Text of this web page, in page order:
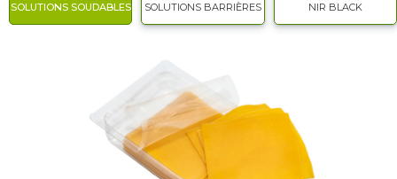
SOLUTIONS SOUDABLES SOLUTIONS BARRIÈRES NIR BLACK